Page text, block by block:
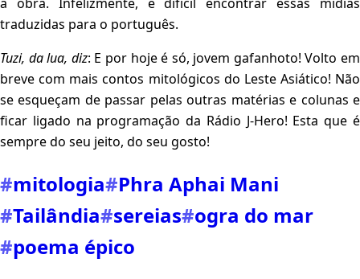
traduzidas para o português.
Tuzi, da lua, diz: E por hoje é só, jovem gafanhoto! Volto em
breve com mais contos mitológicos do Leste Asiático! Não
se esqueçam de passar pelas outras matérias e colunas e
ficar ligado na programação da Rádio J-Hero! Esta que é
sempre do seu jeito, do seu gosto!
#mitologia#Phra Aphai Mani
#Tailândia#sereias#ogra do mar
#poema épico